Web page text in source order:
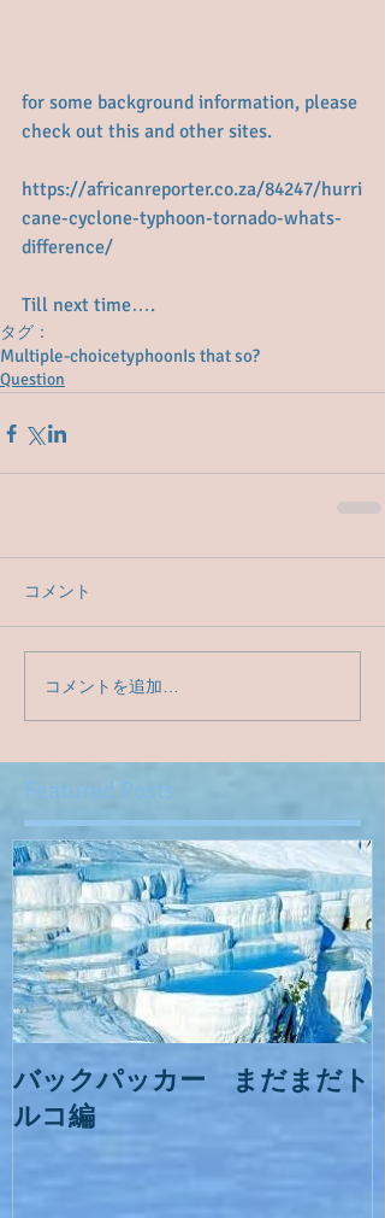
for some background information, please
check out this and other sites.
https://africanreporter.co.za/84247/hurri
cane-cyclone-typhoon-tornado-whats-
difference/
Till next time….
タグ：
Multiple-choicetyphoonIs that so?
Question
コメント
コメントを追加…
バックパッカー まだまだト
ルコ編